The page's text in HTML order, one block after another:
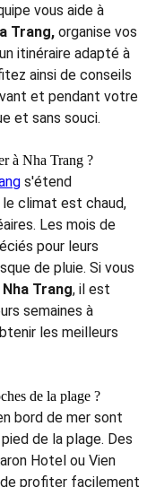
vous aide à
Trang, organise vos
itinéraire adapté à
ainsi de conseils
et pendant votre
et sans souci.
à Nha Trang ?
s'étend
climat est chaud,
Les mois de
pour leurs
de pluie. Si vous
Trang, il est
semaines à
les meilleurs
de la plage ?
bord de mer sont
de la plage. Des
Hotel ou Vien
profiter facilement